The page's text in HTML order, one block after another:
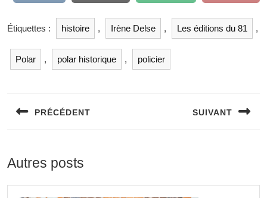
Étiquettes : histoire , Irène Delse , Les éditions du 81 ,
Polar , polar historique , policier
PRÉCÉDENT SUIVANT
Autres posts